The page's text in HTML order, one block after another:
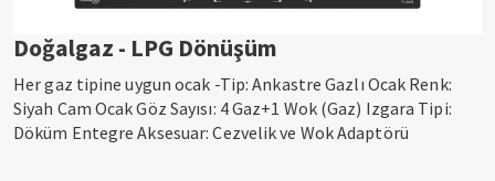
Doğalgaz - LPG Dönüşüm
Her gaz tipine uygun ocak -Tip: Ankastre Gazlı Ocak Renk:
Siyah Cam Ocak Göz Sayısı: 4 Gaz+1 Wok (Gaz) Izgara Tipi:
Döküm Entegre Aksesuar: Cezvelik ve Wok Adaptörü